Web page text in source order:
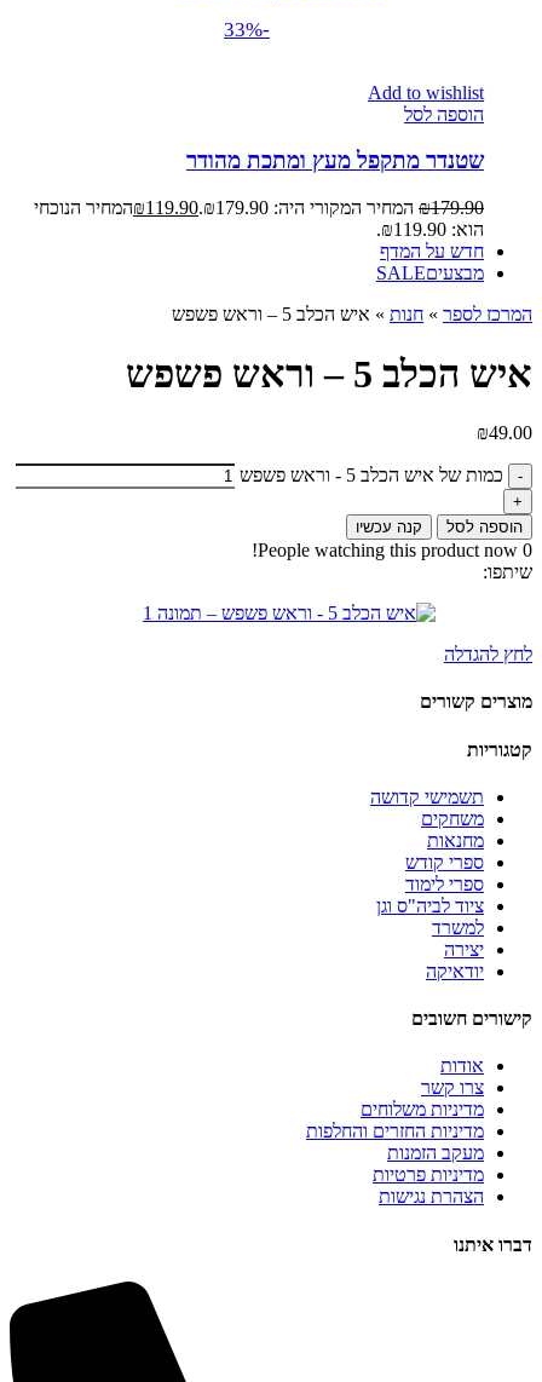
-33%
Add to wishlist
הוספה לסל
שטנדר מתקפל מעץ ומתכת מהודר
₪179.90 המחיר המקורי היה: ₪179.90. ₪119.90
המחיר הנוכחי
הוא: ₪119.90.
חדש על המדף
מבצעיםSALE
המרכז לספר » חנות » איש הכלב 5 – וראש פשפש
איש הכלב 5 – וראש פשפש
₪49.00
כמות של איש הכלב 5 - וראש פשפש
הוספה לסל קנה עכשיו
0
People watching this product now!
שיתפו:
לחץ להגדלה
מוצרים קשורים
קטגוריות
תשמישי קדושה
משחקים
מחנאות
ספרי קודש
ספרי לימוד
ציוד לביה"ס וגן
למשרד
יצירה
יודאיקה
קישורים חשובים
אודות
צרו קשר
מדיניות משלוחים
מדיניות החזרים והחלפות
מעקב הזמנות
מדיניות פרטיות
הצהרת נגישות
דברו איתנו